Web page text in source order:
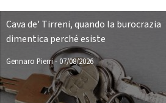
Cava de' Tirreni, quando la burocrazia
dimentica perché esiste
Gennaro Pierri- 07/08/2026